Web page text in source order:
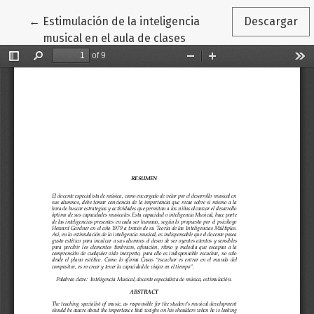
← Volver a los detalles del artículo
Estimulación de la inteligencia
musical en el aula de clases
Descargar